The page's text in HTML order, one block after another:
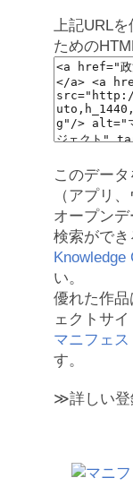
上記URL
ための
このデー
（アプリ
オープンデ
検索ができ
Knowledge
い。
優れた作
ェクトサイ
マニフェス
す。
≫詳しい登